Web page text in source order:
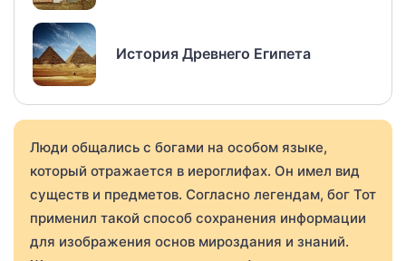
История Древнего Египета
Люди общались с богами на особом языке,
который отражается в иероглифах. Он имел вид
существ и предметов. Согласно легендам, бог Тот
применил такой способ сохранения информации
для изображения основ мироздания и знаний.